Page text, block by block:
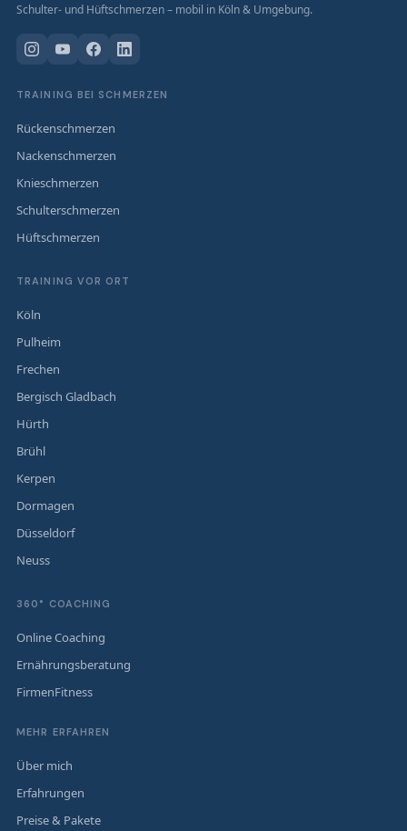
Schulter- und Hüftschmerzen – mobil in Köln & Umgebung.
TRAINING BEI SCHMERZEN
Rückenschmerzen
Nackenschmerzen
Knieschmerzen
Schulterschmerzen
Hüftschmerzen
TRAINING VOR ORT
Köln
Pulheim
Frechen
Bergisch Gladbach
Hürth
Brühl
Kerpen
Dormagen
Düsseldorf
Neuss
360° COACHING
Online Coaching
Ernährungsberatung
FirmenFitness
MEHR ERFAHREN
Über mich
Erfahrungen
Preise & Pakete